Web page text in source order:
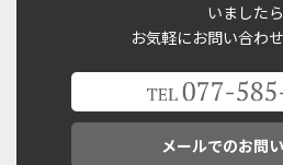
いましたら
お気軽にお問い合わ
メールでのお問